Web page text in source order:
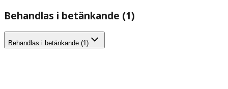
Behandlas i betänkande (1)
Behandlas i betänkande (1)